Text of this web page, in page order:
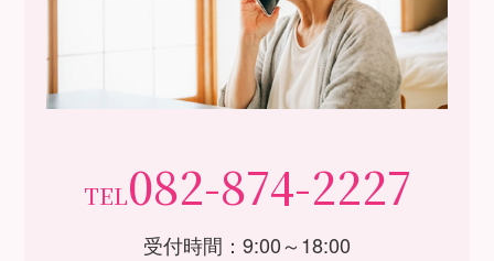
TEL082-874-2227
受付時間：9:00～18:00